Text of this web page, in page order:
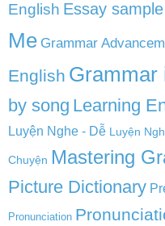
English Essay sample
Me Grammar
English Grammar
by song Learning
Luyện Nghe - Dễ Luyện
Chuyện Mastering
Picture Dictionary
Pronunciation